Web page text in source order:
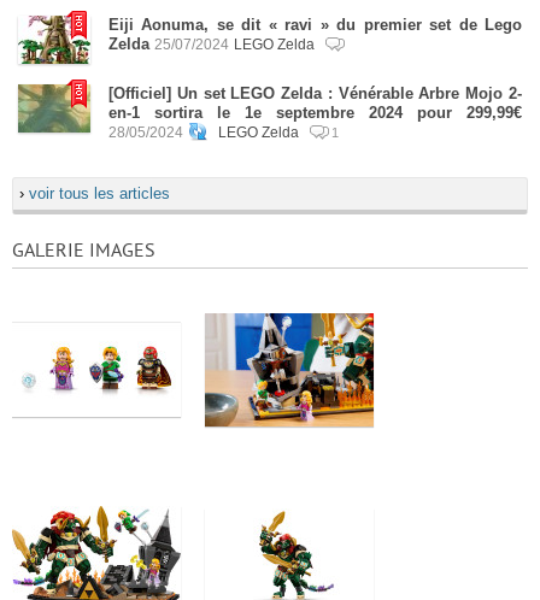
Eiji Aonuma, se dit « ravi » du premier set de Lego
Zelda 25/07/2024 LEGO Zelda
[Officiel] Un set LEGO Zelda : Vénérable Arbre Mojo 2-
en-1 sortira le 1e septembre 2024 pour 299,99€
28/05/2024 LEGO Zelda 1
› voir tous les articles
GALERIE IMAGES